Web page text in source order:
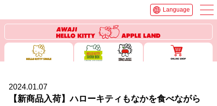
Language
2024.01.07
【新商品入荷】ハローキティもなかを食べながら